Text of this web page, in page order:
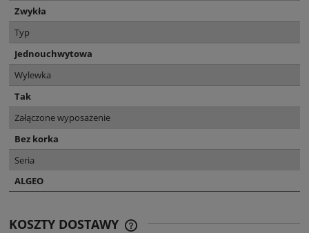
Zwykła
Typ
Jednouchwytowa
Wylewka
Tak
Załączone wyposażenie
Bez korka
Seria
ALGEO
KOSZTY DOSTAWY